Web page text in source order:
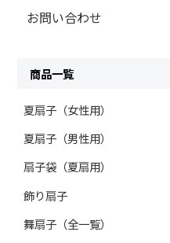
お問い合わせ
商品一覧
夏扇子（女性用）
夏扇子（男性用）
扇子袋（夏扇用）
飾り扇子
舞扇子（全一覧）